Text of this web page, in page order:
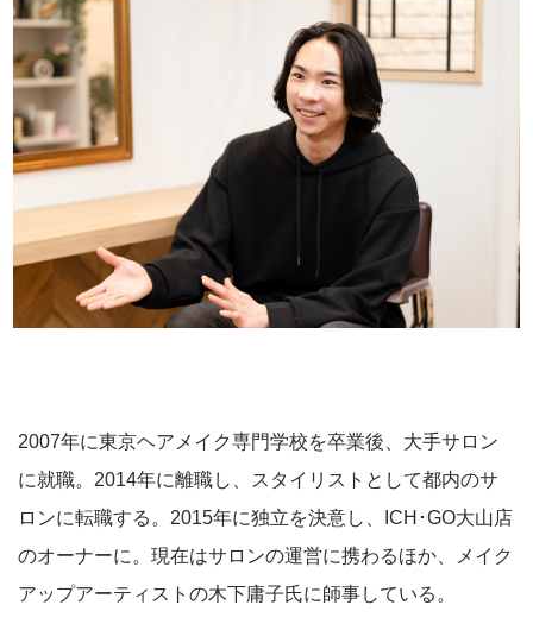
2007年に東京ヘアメイク専門学校を卒業後、大手サロン
に就職。2014年に離職し、スタイリストとして都内のサ
ロンに転職する。2015年に独立を決意し、ICH･GO大山店
のオーナーに。現在はサロンの運営に携わるほか、メイク
アップアーティストの木下庸子氏に師事している。